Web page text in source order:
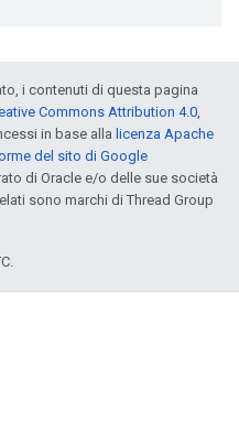
i contenuti di questa pagina
Commons Attribution 4.0,
in base alla licenza Apache
del sito di Google
di Oracle e/o delle sue società
sono marchi di Thread Group